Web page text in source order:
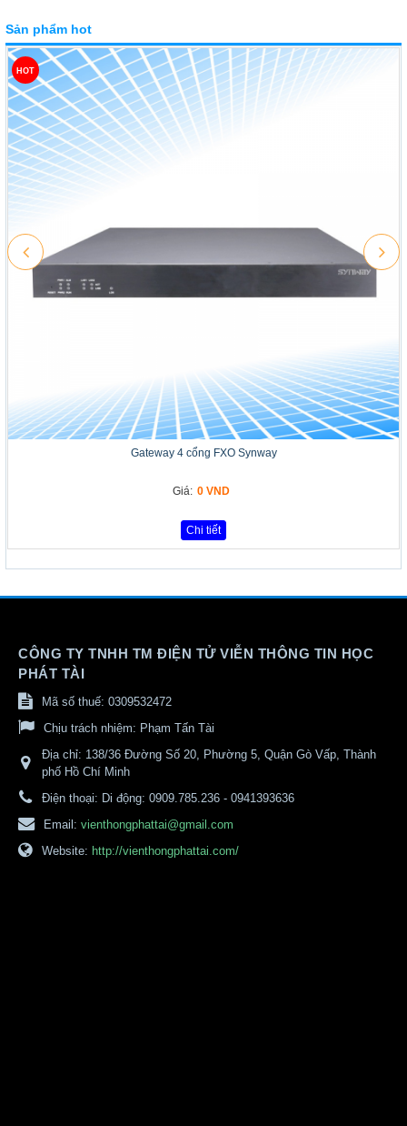
Sản phẩm hot
HOT
Gateway 4 cổng FXO Synway
Giá: 0 VND
Chi tiết
CÔNG TY TNHH TM ĐIỆN TỬ VIỄN THÔNG TIN HỌC
PHÁT TÀI
Mã số thuế: 0309532472
Chịu trách nhiệm: Phạm Tấn Tài
Địa chỉ: 138/36 Đường Số 20, Phường 5, Quận Gò Vấp, Thành
phố Hồ Chí Minh
Điện thoại: Di động: 0909.785.236 - 0941393636
Email: vienthongphattai@gmail.com
Website: http://vienthongphattai.com/